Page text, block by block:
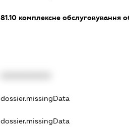
81.10 комплексне обслуговування
dossier.missingData
dossier.missingData